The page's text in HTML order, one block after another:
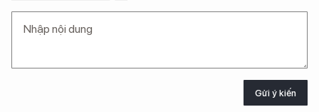
Gửi ý kiến